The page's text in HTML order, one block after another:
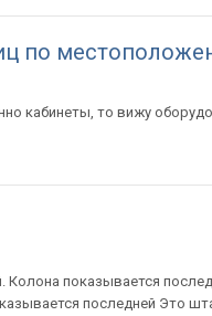
по
кабинеты, то вижу
показывается
последней Это